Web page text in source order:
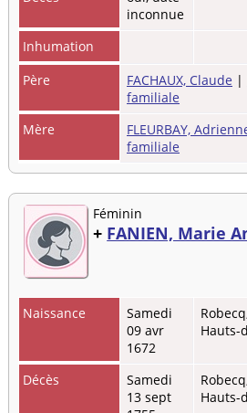
inconnue
Inhumation
Père
FACHAUX, Claude |
familiale
Mère
FLEURBAY,
familiale
Féminin
+ FANIEN, Marie
Naissance
Samedi
09 avr
1672
Hauts-
Décès
Samedi
13 sept
Hauts-